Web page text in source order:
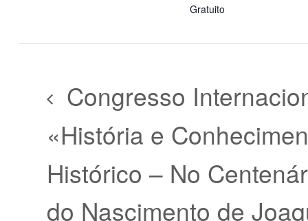
Gratuito
Congresso
«História e
Histórico – No
do Nascimento de